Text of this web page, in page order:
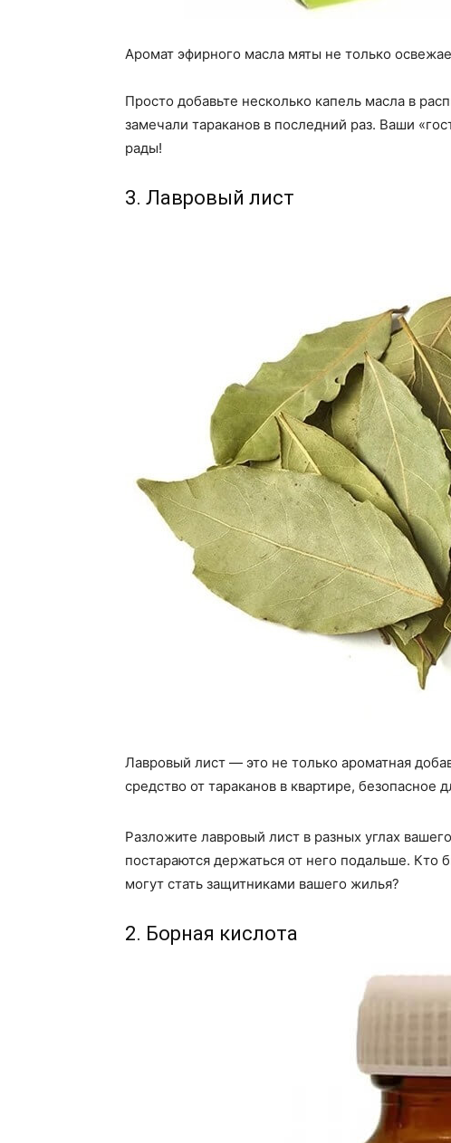
Аромат эфирного масла мяты не только
Просто добавьте несколько капель масла в
замечали тараканов в последний раз. Ваши
рады!
3. Лавровый лист
Лавровый лист — это не только ароматная
средство от тараканов в квартире, безопасное
Разложите лавровый лист в разных углах
постараются держаться от него подальше. Кто
могут стать защитниками вашего жилья?
2. Борная кислота